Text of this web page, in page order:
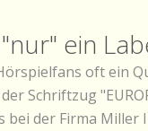
ein
oft ein
Schriftzug
bei der Firma